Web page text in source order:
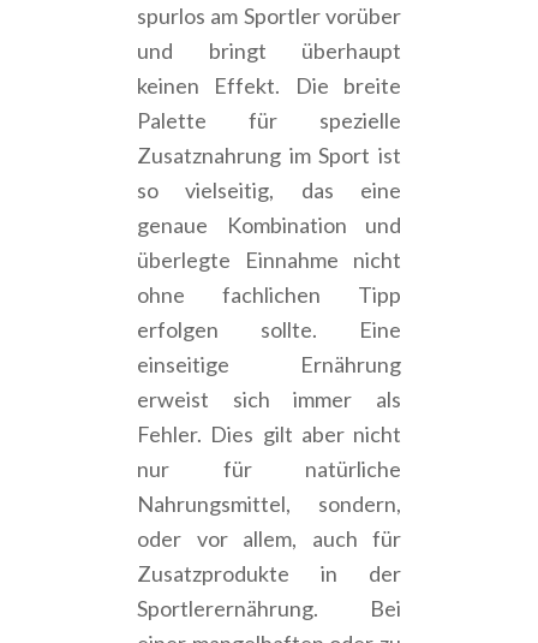
spurlos am Sportler vorüber
und bringt überhaupt
keinen Effekt. Die breite
Palette für spezielle
Zusatznahrung im Sport ist
so vielseitig, das eine
genaue Kombination und
überlegte Einnahme nicht
ohne fachlichen Tipp
erfolgen sollte. Eine
einseitige Ernährung
erweist sich immer als
Fehler. Dies gilt aber nicht
nur für natürliche
Nahrungsmittel, sondern,
oder vor allem, auch für
Zusatzprodukte in der
Sportlerernährung. Bei